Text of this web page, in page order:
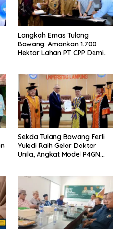
Langkah Emas Tulang
Bawang: Amankan 1.700
Hektar Lahan PT CPP Demi
Sekda Tulang Bawang Ferli
Yuledi Raih Gelar Doktor
Unila, Angkat Model P4GN